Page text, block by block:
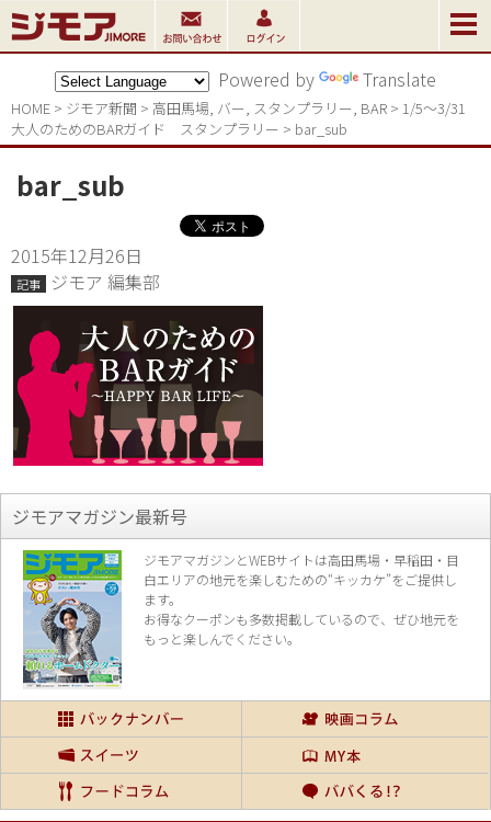
Powered by Translate
HOME > ジモア新聞 > 高田馬場, バー, スタンプラリー, BAR > 1/5〜3/31
大人のためのBARガイド　スタンプラリー > bar_sub
bar_sub
2015年12月26日
記事 ジモア 編集部
ジモアマガジン最新号
ジモアマガジンとWEBサイトは高田馬場・早稲田・目
白エリアの地元を楽しむための“キッカケ”をご提供し
ます。
お得なクーポンも多数掲載しているので、 ぜひ地元を
もっと楽しんでください。